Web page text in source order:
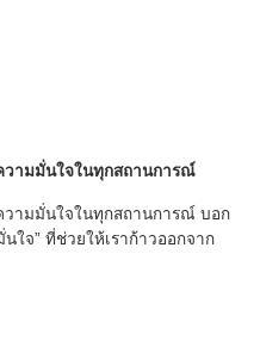
วามมั่นใจในทุกสถานการณ์
วามมั่นใจในทุกสถานการณ์ บอก
ใจ” ที่ช่วยให้เราก้าวออกจาก